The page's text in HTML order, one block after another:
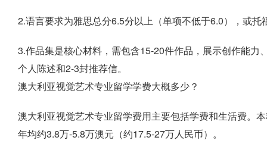
2.语言要求为雅思总分6.5分以上（单项不低于6.0），或
3.作品集是核心材料，需包含15-20件作品，展示创作能
个人陈述和2-3封推荐信。
澳大利亚视觉艺术专业留学学费大概多少？
澳大利亚视觉艺术专业留学费用主要包括学费和生活费。
年均约3.8万-5.8万澳元（约17.5-27万人民币）。